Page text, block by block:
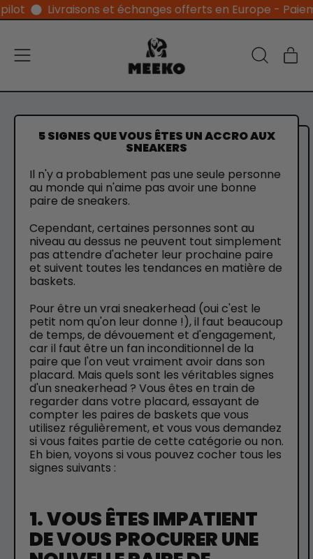
Livraisons et échanges offerts en Europe - Paiement
Menu
notre
5 SIGNES QUE VOUS ÊTES UN ACCRO AUX
SNEAKERS
Il n'y a probablement pas une seule personne
au monde qui n'aime pas avoir une bonne
paire de sneakers.
Cependant, certaines personnes sont au
niveau au dessus ne peuvent tout simplement
pas attendre d'acheter leur prochaine paire
et suivent toutes les tendances en matière de
baskets.
Pour être un vrai sneakerhead (oui c'est le
petit nom qu'on leur donne !), il faut beaucoup
de temps, de dévouement et d'engagement,
car il faut être un fan inconditionnel de la
paire que l'on veut vraiment avoir dans son
placard. Mais quels sont les véritables signes
d'un sneakerhead ? Vous êtes en train de
regarder dans votre placard, essayant de
compter les paires de baskets que vous
utilisez régulièrement, et vous vous demandez
si vous faites partie de cette catégorie ou non.
Eh bien, voyons si vous pouvez cocher tous les
signes suivants :
1. VOUS ÊTES IMPATIENT
DE VOUS PROCURER UNE